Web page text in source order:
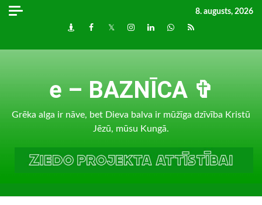
Skip
8. augusts, 2026
DraugiemFacebook
TwitterInstagram
LinkedInwhatsapp
RSS
e – BAZNĪCA ✞
Grēka alga ir nāve, bet Dieva balva ir mūžīga dzīvība Kristū
Jēzū, mūsu Kungā.